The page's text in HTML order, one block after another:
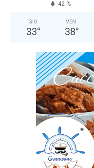
42 %
GIO
33°
VEN
38°